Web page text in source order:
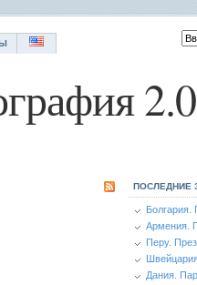
2.0
ПОСЛЕДНИЕ
Болгария.
Армения.
Перу.
Дания.